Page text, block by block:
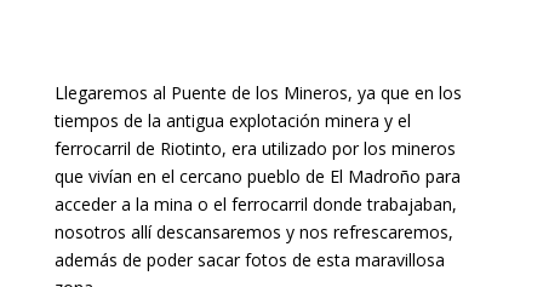
Llegaremos al Puente de los Mineros, ya que en los
tiempos de la antigua explotación minera y el
ferrocarril de Riotinto, era utilizado por los mineros
que vivían en el cercano pueblo de El Madroño para
acceder a la mina o el ferrocarril donde trabajaban,
nosotros allí descansaremos y nos refrescaremos,
además de poder sacar fotos de esta maravillosa